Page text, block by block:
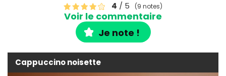
4 / 5 (9 notes)
Voir le commentaire
Je note !
Cappuccino noisette